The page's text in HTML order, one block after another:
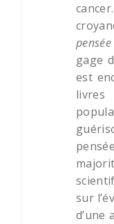
gage
est
sur
d’une